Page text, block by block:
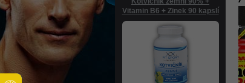
Vitamin B6 + Zinek 90 kapslí